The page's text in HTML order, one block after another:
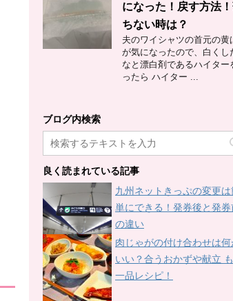
になった！戻す方法
ちない時は？
夫のワイシャツの首元の黄
が気になったので、白くし
なと漂白剤であるハイター
ったら ハイター ...
ブログ内検索
良く読まれている記事
九州ネットきっぷの変更は
単にできる！発券後と発券
の違い
肉じゃがの付け合わせは何
いい？合うおかずや献立
一品レシピ！